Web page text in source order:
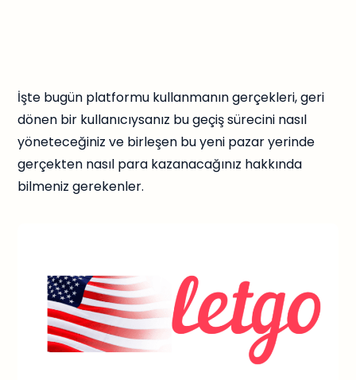
İşte bugün platformu kullanmanın gerçekleri, geri
dönen bir kullanıcıysanız bu geçiş sürecini nasıl
yöneteceğiniz ve birleşen bu yeni pazar yerinde
gerçekten nasıl para kazanacağınız hakkında
bilmeniz gerekenler.